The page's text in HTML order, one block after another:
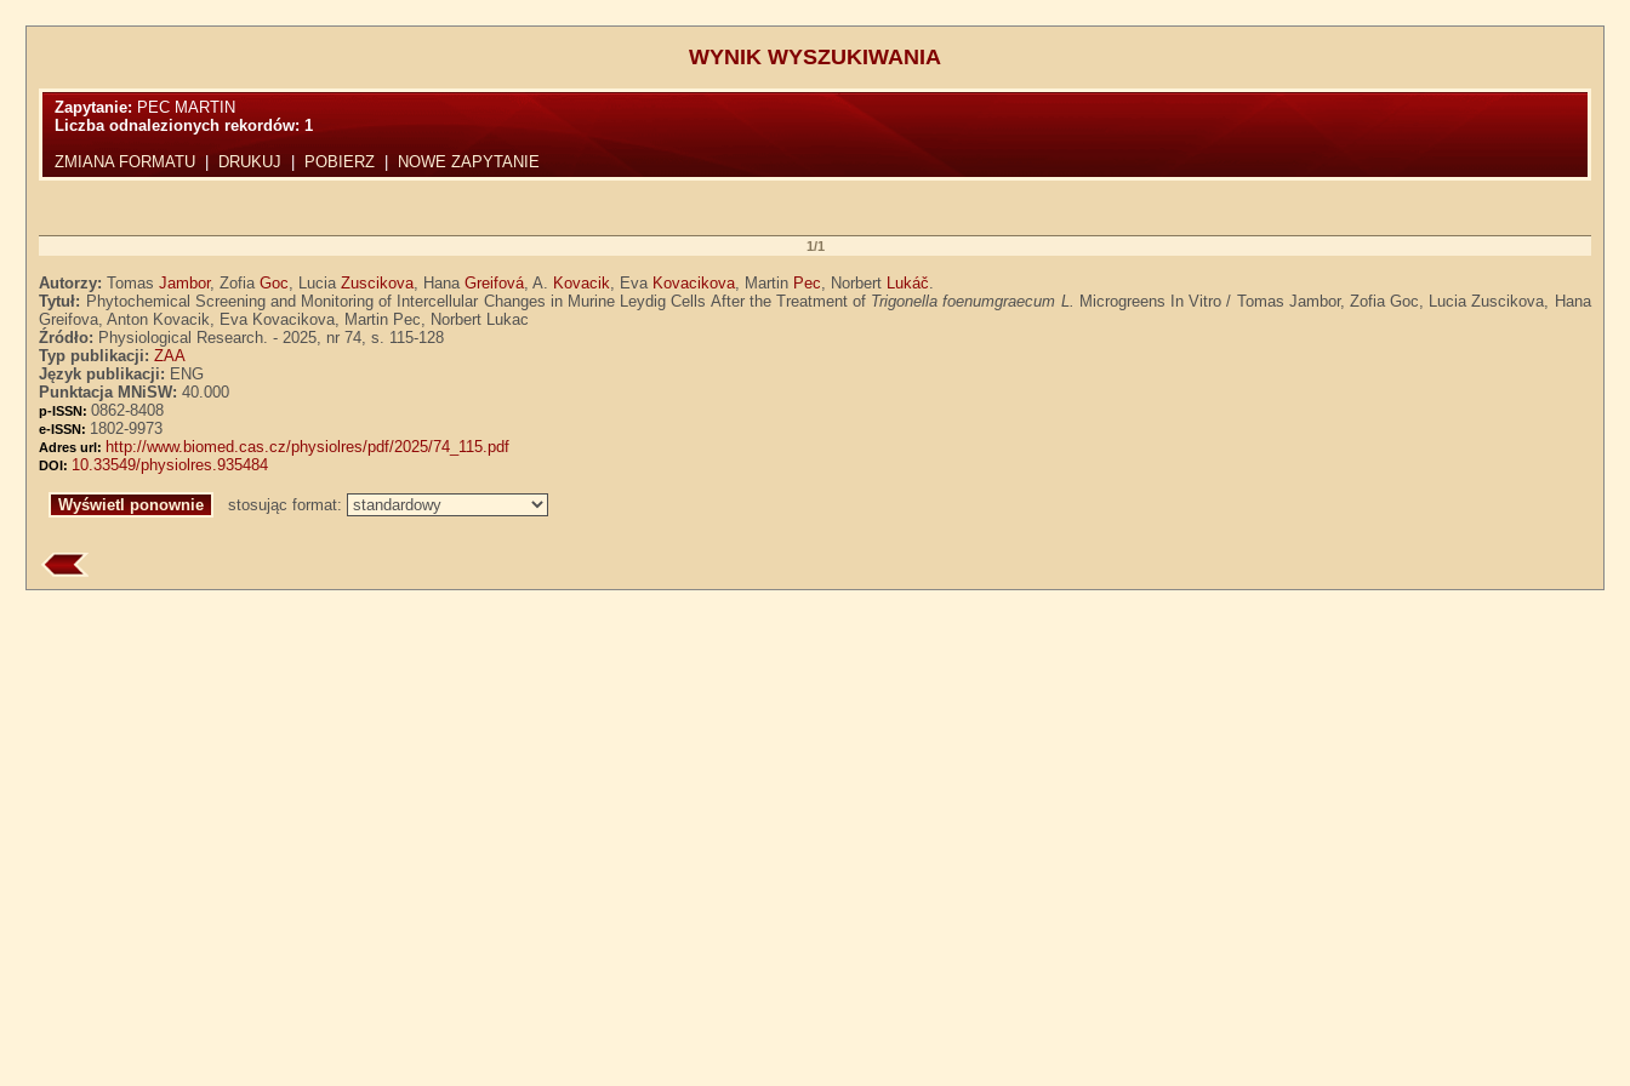
WYNIK WYSZUKIWANIA
Zapytanie: PEC MARTIN
Liczba odnalezionych rekordów:1
ZMIANA FORMATU
DRUKUJ POBIERZ NOWE ZAPYTANIE
1/1
Autorzy:TomasJambor, ZofiaGoc, LuciaZuscikova, HanaGreifová, A. Kovacik, Eva Kovacikova, Martin Pec, Norbert Lukáč.
Tytuł: Phytochemical Screening and Monitoring of Intercellular Changes in Murine Leydig Cells After the Treatment of Trigonella foenumgraecum L. Microgreens In Vitro / Tomas Jambor, Zofia Goc, Lucia Zuscikova, Hana
Greifova, Anton Kovacik, Eva Kovacikova, Martin Pec, Norbert Lukac
Źródło: Physiological Research. - 2025, nr 74, s. 115-128
Typ publikacji:ZAA
Język publikacji: ENG
Punktacja MNiSW:40.000
p-ISSN:0862-8408
e-ISSN: 1802-9973
Adres url: http://www.biomed.cas.cz/physiolres/pdf/2025/74_115.pdf
DOI: 10.33549/physiolres.935484
stosując format: